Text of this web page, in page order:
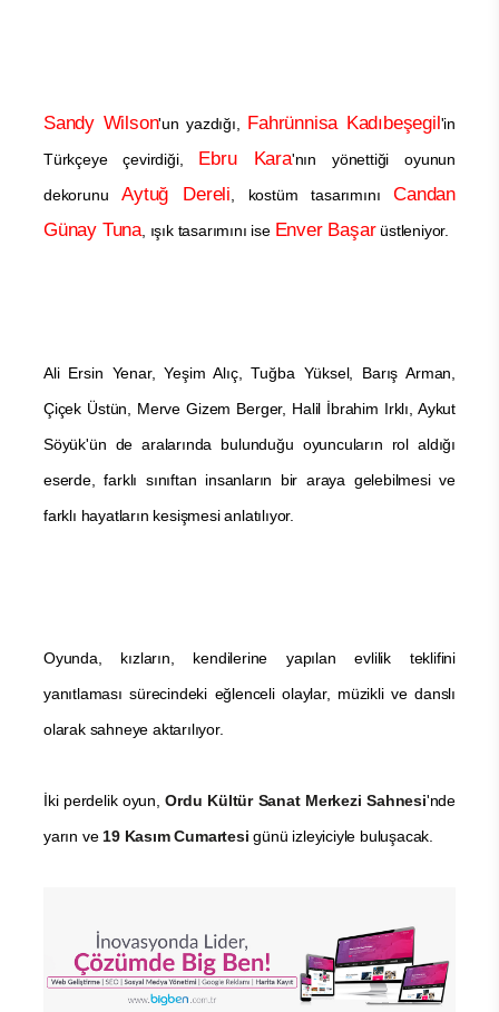
Sandy Wilson'un yazdığı, Fahrünnisa Kadıbeşegil'in
Türkçeye çevirdiği, Ebru Kara'nın yönettiği oyunun
dekorunuAytuğ Dereli , kostüm tasarımınıCandan
Günay Tuna , ışık tasarımını ise Enver Başarüstleniyor.
Ali Ersin Yenar, Yeşim Alıç, Tuğba Yüksel, Barış Arman,
Çiçek Üstün, Merve Gizem Berger, Halil İbrahim Irklı, Aykut
Söyük'ün de aralarında bulunduğu oyuncuların rol aldığı
eserde, farklı sınıftan insanların bir araya gelebilmesi ve
farklı hayatların kesişmesi anlatılıyor.
Oyunda, kızların, kendilerine yapılan evlilik teklifini
yanıtlaması sürecindeki eğlenceli olaylar, müzikli ve danslı
olarak sahneye aktarılıyor.
İki perdelik oyun,Ordu Kültür Sanat Merkezi Sahnesi'nde
yarın ve 19 Kasım Cumartesigünü izleyiciyle buluşacak.